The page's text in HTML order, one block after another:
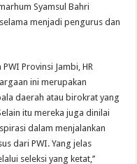
Syamsul Bahri
menjadi pengurus dan
Provinsi Jambi, HR
ini merupakan
daerah atau birokrat yang
itu mereka juga dinilai
dalam menjalankan
dari PWI. Yang jelas
seleksi yang ketat,’’